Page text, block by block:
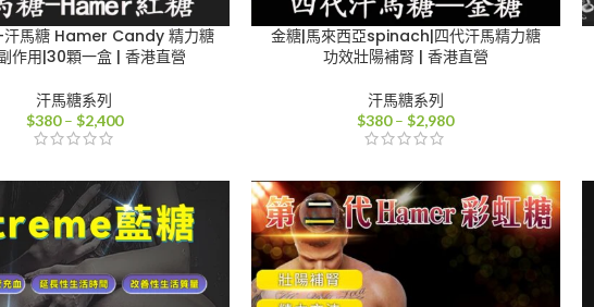
汗馬糖 Hamer Candy 精力糖
作用|30顆一盒 | 香港直營
汗馬糖系列
$380 – $2,400價
圍：
$380
到
$2,400
金糖|馬來西亞spinach|四代汗馬精力糖
功效壯陽補腎 | 香港直營
汗馬糖系列
$380 – $2,980價
圍：
$380
到
$2,980